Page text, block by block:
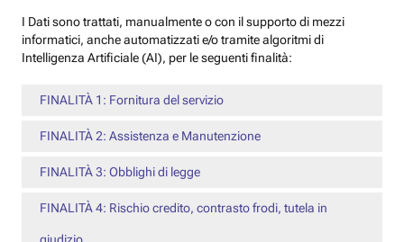
I Dati sono trattati, manualmente o con il supporto di mezzi
informatici, anche automatizzati e/o tramite algoritmi di
Intelligenza Artificiale (AI), per le seguenti finalità:
FINALITÀ 1: Fornitura del servizio
FINALITÀ 2: Assistenza e Manutenzione
FINALITÀ 3: Obblighi di legge
FINALITÀ 4: Rischio credito, contrasto frodi, tutela in